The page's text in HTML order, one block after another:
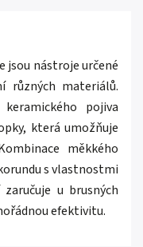
jsou nástroje určené
různých materiálů.
pojiva
která umožňuje
měkkého
s vlastnostmi
u brusných
efektivitu.